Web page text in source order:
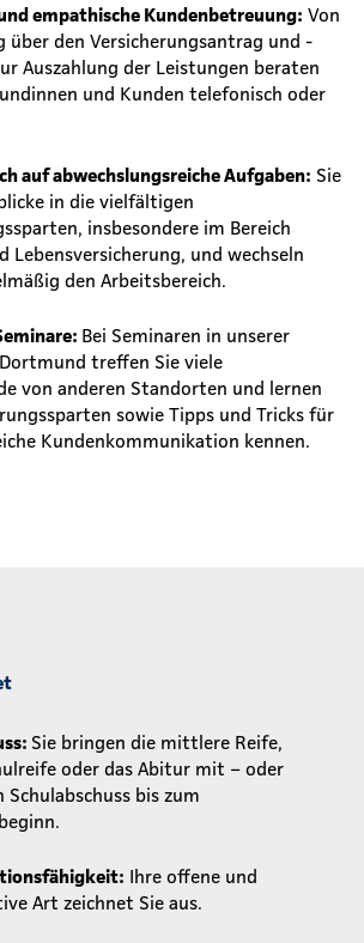
empathische Kundenbetreuung: Von
über den Versicherungsantrag und -
Auszahlung der Leistungen beraten
und Kunden telefonisch oder
auf abwechslungsreiche Aufgaben: Sie
in die vielfältigen
insbesondere im Bereich
Lebensversicherung, und wechseln
den Arbeitsbereich.
Bei Seminaren in unserer
treffen Sie viele
von anderen Standorten und lernen
sowie Tipps und Tricks für
Kundenkommunikation kennen.
Sie bringen die mittlere Reife,
oder das Abitur mit – oder
Schulabschuss bis zum
Ihre offene und
Art zeichnet Sie aus.